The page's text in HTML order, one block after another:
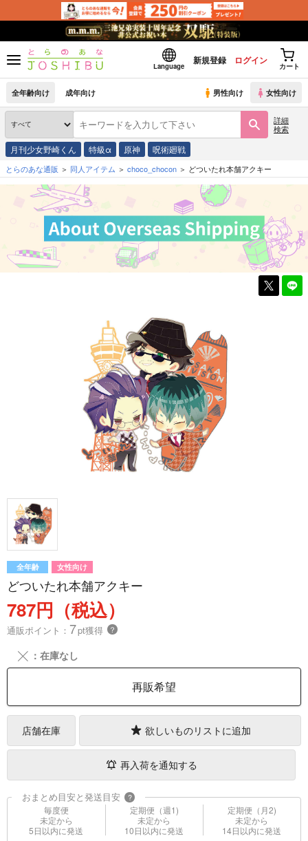
Language
新規登録 ログイン
カート
全年齢向け 成年向け 男性向け 女性向け
詳細
検索
月刊少女野崎くん 特級α 原神 呪術廻戦
とらのあな通販 同人アイテム choco_chocon どついたれ本舗アクキー
全年齢 女性向け
どついたれ本舗アクキー
787円（税込）
通販ポイント： 7pt獲得 ？
╳ ：在庫なし
再販希望
店舗在庫 欲しいものリストに追加
再入荷を通知する
おまとめ目安と発送目安 ?
毎度便
未定から
5日以内に発送
定期便（週1)
未定から
10日以内に発送
定期便（月2)
未定から
14日以内に発送